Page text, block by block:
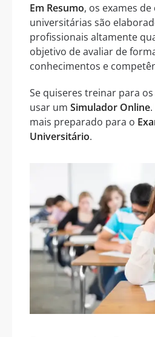
Em Resumo, os exames
universitárias são
profissionais altamente
objetivo de avaliar de
conhecimentos e
Se quiseres treinar para
usar um Simulador Online
mais preparado para o
Universitário.